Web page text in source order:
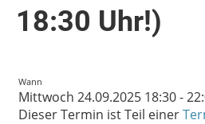
18:30 Uhr!)
Wann
Mittwoch 24.09.2025 18:30 -
Dieser Termin ist Teil einer